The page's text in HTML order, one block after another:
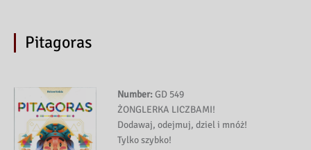
Pitagoras
Number:GD 549
ŻONGLERKA LICZBAMI!
Dodawaj, odejmuj, dziel i mnóż!
Tylko szybko!